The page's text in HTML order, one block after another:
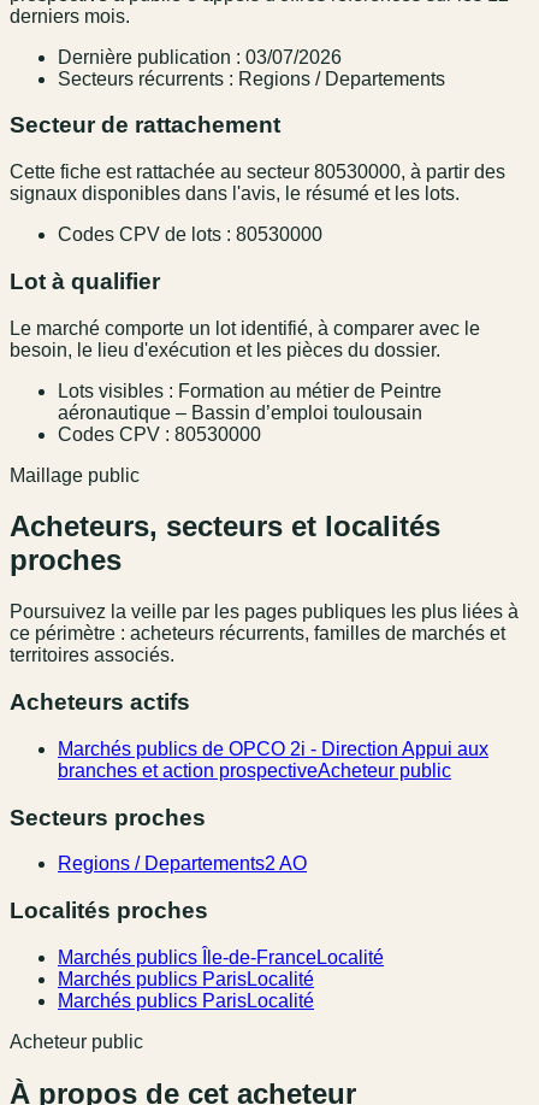
derniers mois.
Dernière publication : 03/07/2026
Secteurs récurrents : Regions / Departements
Secteur de rattachement
Cette fiche est rattachée au secteur 80530000, à partir des
signaux disponibles dans l'avis, le résumé et les lots.
Codes CPV de lots : 80530000
Lot à qualifier
Le marché comporte un lot identifié, à comparer avec le
besoin, le lieu d'exécution et les pièces du dossier.
Lots visibles : Formation au métier de Peintre
aéronautique – Bassin d’emploi toulousain
Codes CPV : 80530000
Maillage public
Acheteurs, secteurs et localités
proches
Poursuivez la veille par les pages publiques les plus liées à
ce périmètre : acheteurs récurrents, familles de marchés et
territoires associés.
Acheteurs actifs
Marchés publics de OPCO 2i - Direction Appui aux
branches et action prospectiveAcheteur public
Secteurs proches
Regions / Departements2 AO
Localités proches
Marchés publics Île-de-FranceLocalité
Marchés publics ParisLocalité
Marchés publics ParisLocalité
Acheteur public
À propos de cet acheteur